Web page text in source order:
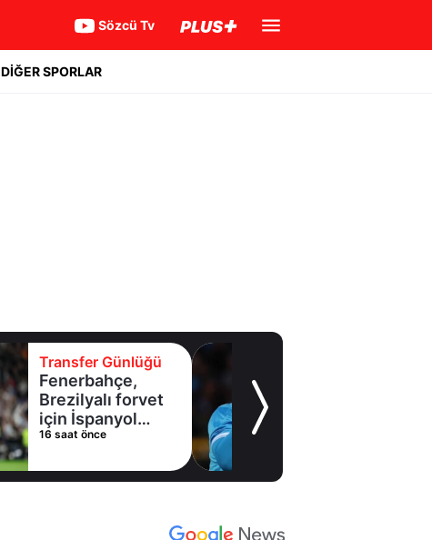
Sözcü Tv
DİĞER SPORLAR
Transfer Günlüğü
Fenerbahçe,
Brezilyalı forvet
için İspanyol
deviyle masaya
16 saat önce